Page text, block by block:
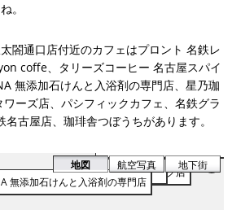
。
閤通口店付近のカフェはプロント 名鉄レ
coffe、タリーズコーヒー 名古屋スパイ
無添加石けんと入浴剤の専門店、星乃珈
ーズ店、パシフィックカフェ、名鉄グラ
名古屋店、珈琲舎つぼうちがあります。
プロント 名鉄レジャック店
リヨン
riyon coffe
無添加石けんと入浴剤の専門店
名鉄グランドホテル
HARBS 名鉄名古屋店
地図 航空写真 地下街